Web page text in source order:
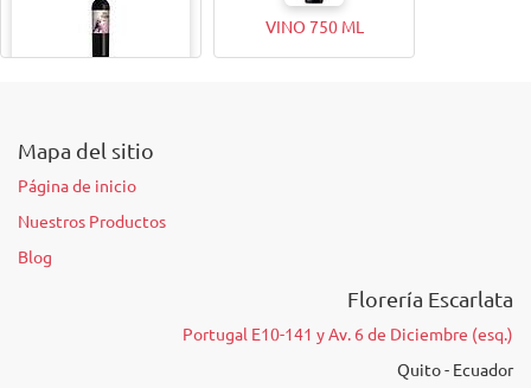
VINO 750 ML
Mapa del sitio
Página de inicio
Nuestros Productos
Blog
Florería Escarlata
Portugal E10-141 y Av. 6 de Diciembre (esq.)
Quito - Ecuador